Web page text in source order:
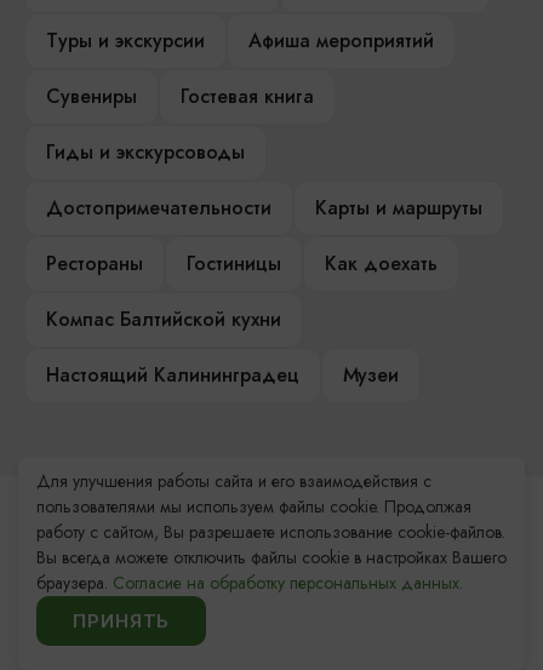
Туры и экскурсии
Афиша мероприятий
Сувениры
Гостевая книга
Гиды и экскурсоводы
Достопримечательности
Карты и маршруты
Рестораны
Гостиницы
Как доехать
Компас Балтийской кухни
Настоящий Калининградец
Музеи
Контакты Туристского
информационного центра
+7 (4012) 555-200
Для улучшения работы сайта и его взаимодействия с
пользователями мы используем файлы cookie. Продолжая
работу с сайтом, Вы разрешаете использование cookie-файлов.
Вы всегда можете отключить файлы cookie в настройках Вашего
браузера. Согласие на обработку персональных данных.
ПРИНЯТЬ